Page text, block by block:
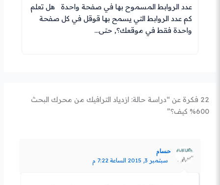
عدد الروابط المسموح بها في صفحة واحدة هل تعلم
كم عدد الروابط التي يسمح بها قوقل في كل صفحة
واحدة فقط في موقعك؟, حتى…
22 فكرة عن “دراسة حالة: ازدياد الترافيك من محرك البحث
600% كيف؟”
حسام
سبتمبر 3, 2015 الساعة 7:22 م